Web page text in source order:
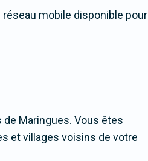
mobile disponible pour
Maringues. Vous êtes
et villages voisins de votre